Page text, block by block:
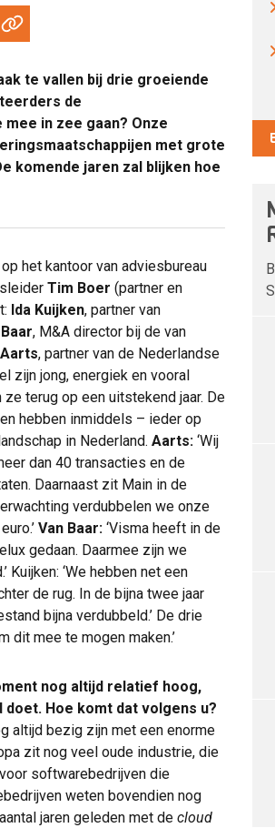
te vallen bij drie groeiende
de
in zee gaan? Onze
met grote
komende jaren zal blijken hoe
het kantoor van adviesbureau
Tim Boer (partner en
Ida Kuijken, partner van
, M&A director bij de van
, partner van de Nederlandse
zijn jong, energiek en vooral
terug op een uitstekend jaar. De
hebben inmiddels – ieder op
in Nederland. Aarts: ‘Wij
dan 40 transacties en de
Daarnaast zit Main in de
verdubbelen we onze
Van Baar: ‘Visma heeft in de
gedaan. Daarmee zijn we
‘We hebben net een
de rug. In de bijna twee jaar
bijna verdubbeld.’ De drie
dit mee te mogen maken.’
nog altijd relatief hoog,
Hoe komt dat volgens u?
altijd bezig zijn met een enorme
zit nog veel oude industrie, die
voor softwarebedrijven die
weten bovendien nog
jaren geleden met de cloud